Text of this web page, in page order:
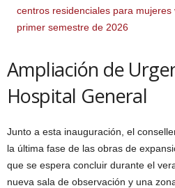
centros residenciales para
primer semestre de 2026
Ampliación de
Hospital General
Junto a esta inauguración, el
la última fase de las obras de
que se espera concluir durante el
nueva sala de observación y una